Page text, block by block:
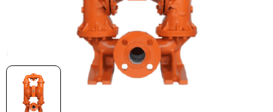
Мембранные насосы Wilden серии PX800M